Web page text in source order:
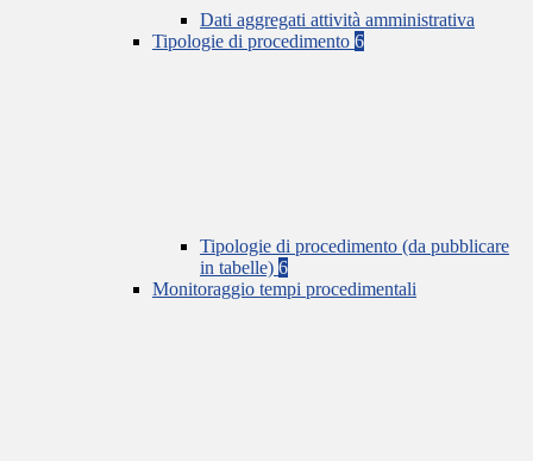
Dati aggregati attività amministrativa
Tipologie di procedimento 6
Tipologie di procedimento (da pubblicare
in tabelle) 6
Monitoraggio tempi procedimentali